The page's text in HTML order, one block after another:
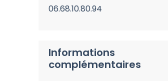
06.68.10.80.94
Informations
complémentaires